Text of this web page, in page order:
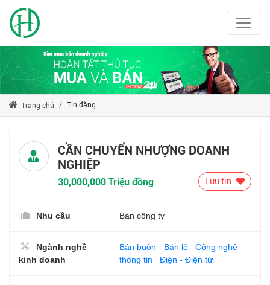
Trang chủ Tin đăng
CẦN CHUYỂN NHƯỢNG DOANH
NGHIỆP
30,000,000 Triệu đồng Lưu tin
Nhu cầu Bán công ty
Ngành nghề
kinh doanh
Bán buôn - Bán lẻ
Công nghệ
thông tin
Điện - Điện tử